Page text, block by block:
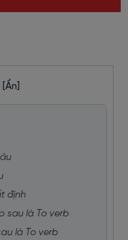
[Ẩn]
định
sau là To verb
là To verb